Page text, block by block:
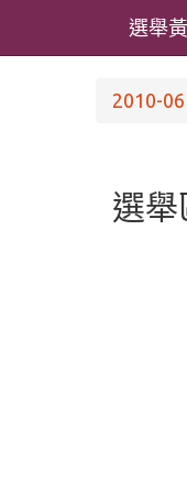
選舉
2010-06
選舉